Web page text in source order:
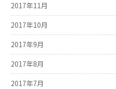
2017年11月
2017年10月
2017年9月
2017年8月
2017年7月